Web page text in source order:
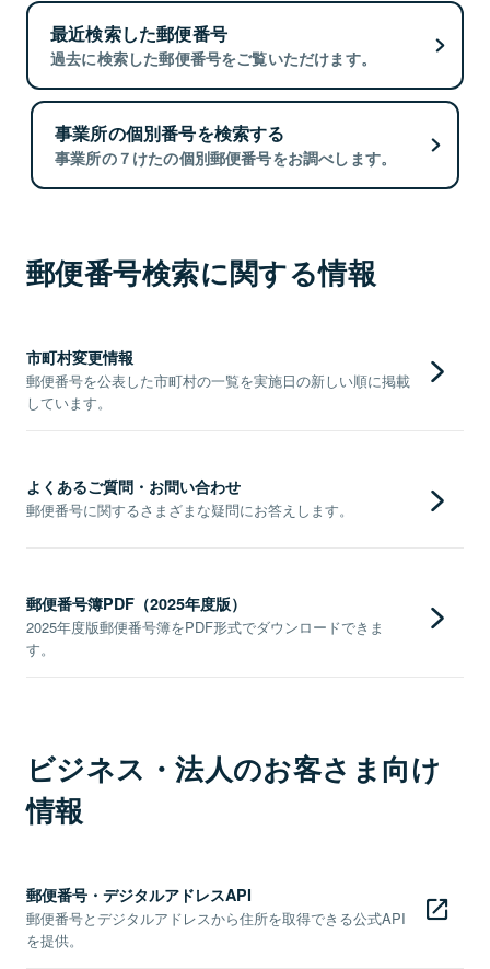
最近検索した郵便番号
過去に検索した郵便番号をご覧いただけます。
事業所の個別番号を検索する
事業所の７けたの個別郵便番号をお調べします。
郵便番号検索に関する情報
市町村変更情報
郵便番号を公表した市町村の一覧を実施日の新しい順に掲載
しています。
よくあるご質問・お問い合わせ
郵便番号に関するさまざまな疑問にお答えします。
郵便番号簿PDF（2025年度版）
2025年度版郵便番号簿をPDF形式でダウンロードできま
す。
ビジネス・法人のお客さま向け
情報
郵便番号・デジタルアドレスAPI
郵便番号とデジタルアドレスから住所を取得できる公式API
を提供。